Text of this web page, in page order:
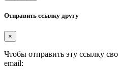
Отправить ссылку другу
×
Чтобы отправить эту ссылку
email: